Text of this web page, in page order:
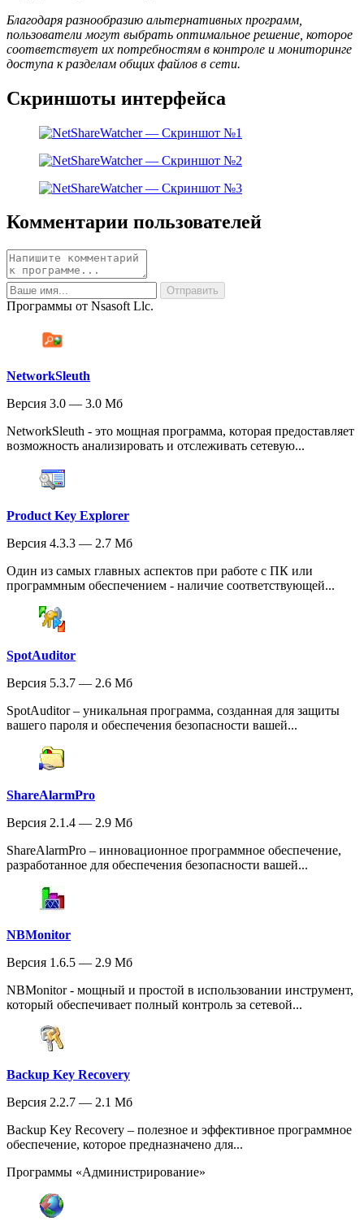
Благодаря разнообразию альтернативных программ,
пользователи могут выбрать оптимальное решение, которое
соответствует их потребностям в контроле и мониторинге
доступа к разделам общих файлов в сети.
Скриншоты интерфейса
Комментарии пользователей
Программы от Nsasoft Llc.
NetworkSleuth
Версия 3.0 — 3.0 Мб
NetworkSleuth - это мощная программа, которая предоставляет
возможность анализировать и отслеживать сетевую...
Product Key Explorer
Версия 4.3.3 — 2.7 Мб
Один из самых главных аспектов при работе с ПК или
программным обеспечением - наличие соответствующей...
SpotAuditor
Версия 5.3.7 — 2.6 Мб
SpotAuditor – уникальная программа, созданная для защиты
вашего пароля и обеспечения безопасности вашей...
ShareAlarmPro
Версия 2.1.4 — 2.9 Мб
ShareAlarmPro – инновационное программное обеспечение,
разработанное для обеспечения безопасности вашей...
NBMonitor
Версия 1.6.5 — 2.9 Мб
NBMonitor - мощный и простой в использовании инструмент,
который обеспечивает полный контроль за сетевой...
Backup Key Recovery
Версия 2.2.7 — 2.1 Мб
Backup Key Recovery – полезное и эффективное программное
обеспечение, которое предназначено для...
Программы «Администрирование»